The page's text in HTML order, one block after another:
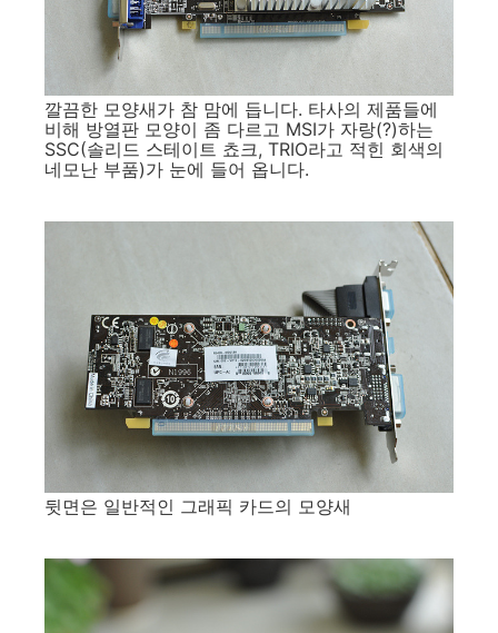
깔끔한 모양새가 참 맘에 듭니다. 타사의 제품들에
비해 방열판 모양이 좀 다르고 MSI가 자랑(?)하는
SSC(솔리드 스테이트 쵸크, TRIO라고 적힌 회색의
네모난 부품)가 눈에 들어 옵니다.
뒷면은 일반적인 그래픽 카드의 모양새